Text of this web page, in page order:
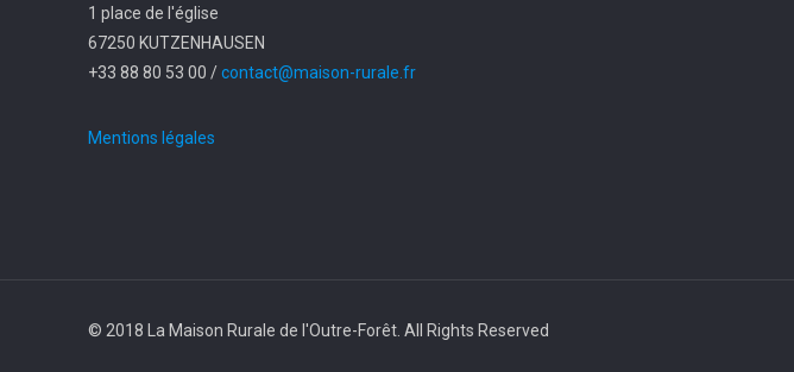
1 place de l'église
67250 KUTZENHAUSEN
+33 88 80 53 00 /contact@maison-rurale.fr
Mentions légales
© 2018 La Maison Rurale de l'Outre-Forêt. All Rights Reserved